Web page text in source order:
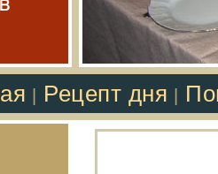
Рецепт дня